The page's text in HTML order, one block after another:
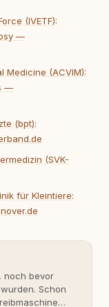
(IVETF):
—
Medicine (ACVIM):
—
(bpt):
(SVK-
für Kleintiere:
noch bevor
Schon